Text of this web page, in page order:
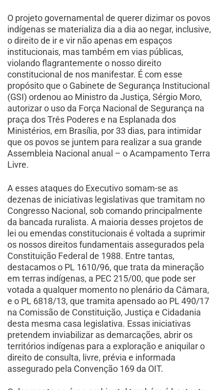
O projeto governamental de querer dizimar os povos
indígenas se materializa dia a dia ao negar, inclusive,
o direito de ir e vir não apenas em espaços
institucionais, mas também em vias públicas,
violando flagrantemente o nosso direito
constitucional de nos manifestar. É com esse
propósito que o Gabinete de Segurança Institucional
(GSI) ordenou ao Ministro da Justiça, Sérgio Moro,
autorizar o uso da Força Nacional de Segurança na
praça dos Três Poderes e na Esplanada dos
Ministérios, em Brasília, por 33 dias, para intimidar
que os povos se juntem para realizar a sua grande
Assembleia Nacional anual – o Acampamento Terra
Livre.
A esses ataques do Executivo somam-se as
dezenas de iniciativas legislativas que tramitam no
Congresso Nacional, sob comando principalmente
da bancada ruralista. A maioria desses projetos de
lei ou emendas constitucionais é voltada a suprimir
os nossos direitos fundamentais assegurados pela
Constituição Federal de 1988. Entre tantas,
destacamos o PL 1610/96, que trata da mineração
em terras indígenas, a PEC 215/00, que pode ser
votada a qualquer momento no plenário da Câmara,
e o PL 6818/13, que tramita apensado ao PL 490/17
na Comissão de Constituição, Justiça e Cidadania
desta mesma casa legislativa. Essas iniciativas
pretendem inviabilizar as demarcações, abrir os
territórios indígenas para a exploração e aniquilar o
direito de consulta, livre, prévia e informada
assegurado pela Convenção 169 da OIT.